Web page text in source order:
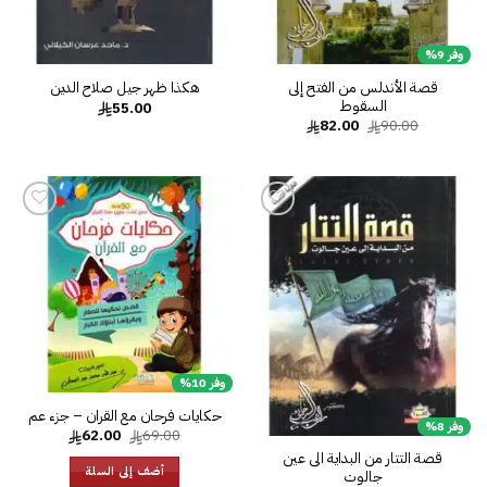
وفر 9%
قصة الأندلس من الفتح إلى
السقوط‎
90.00
السعر
الأصلي
82.00 السعر
الحالي
هكذا ظهر جيل صلاح الدين
55.00
وفر 8%
قائمة
الرغبات
قصة التتار من البداية الى عين
جالوت‎
وفر 10%
إضافة
حكايات فرحان مع القران – جزء عم
69.00
السعر
الأصلي
هو:
69.00.
62.00 السعر
الحالي
هو: أضف إلى السلة